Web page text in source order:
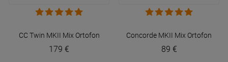
CC Twin MKII Mix Ortofon
179 €
Concorde MKII Mix Ortofon
89 €